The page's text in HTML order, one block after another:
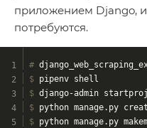
приложением Django,
потребуются.
#
$ pipenv shell
$ django-admin
$ python manage.py
$ python manage.py